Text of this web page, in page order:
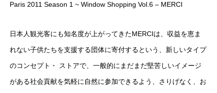
Paris 2011 Season 1 ~ Window Shopping Vol.6 – MERCI
日本人観光客にも知名度が上がってきたMERCIは、収益を恵ま
れない子供たちを支援する団体に寄付するという、新しいタイプ
のコンセプト・ ストアで、一般的にまだまだ堅苦しいイメージ
がある社会貢献を気軽に自然に参加できるよう、さりげなく、お